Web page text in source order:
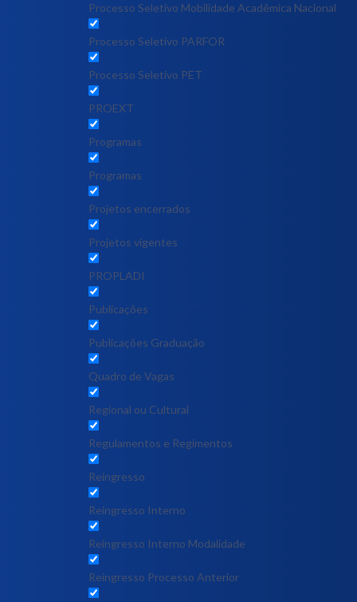
Processo Seletivo Mobilidade Acadêmica Nacional
Processo Seletivo PARFOR
Processo Seletivo PET
PROEXT
Programas
Programas
Projetos encerrados
Projetos vigentes
PROPLADI
Publicações
Publicações Graduação
Quadro de Vagas
Regional ou Cultural
Regulamentos e Regimentos
Reingresso
Reingresso Interno
Reingresso Interno Modalidade
Reingresso Processo Anterior